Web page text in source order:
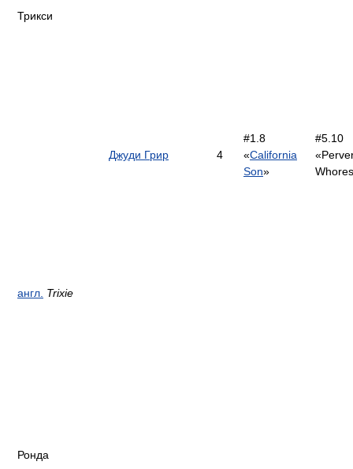
Трикси
англ. Trixie
Джуди Грир 4
#1.8
«California
Son»
#5.10
Ронда